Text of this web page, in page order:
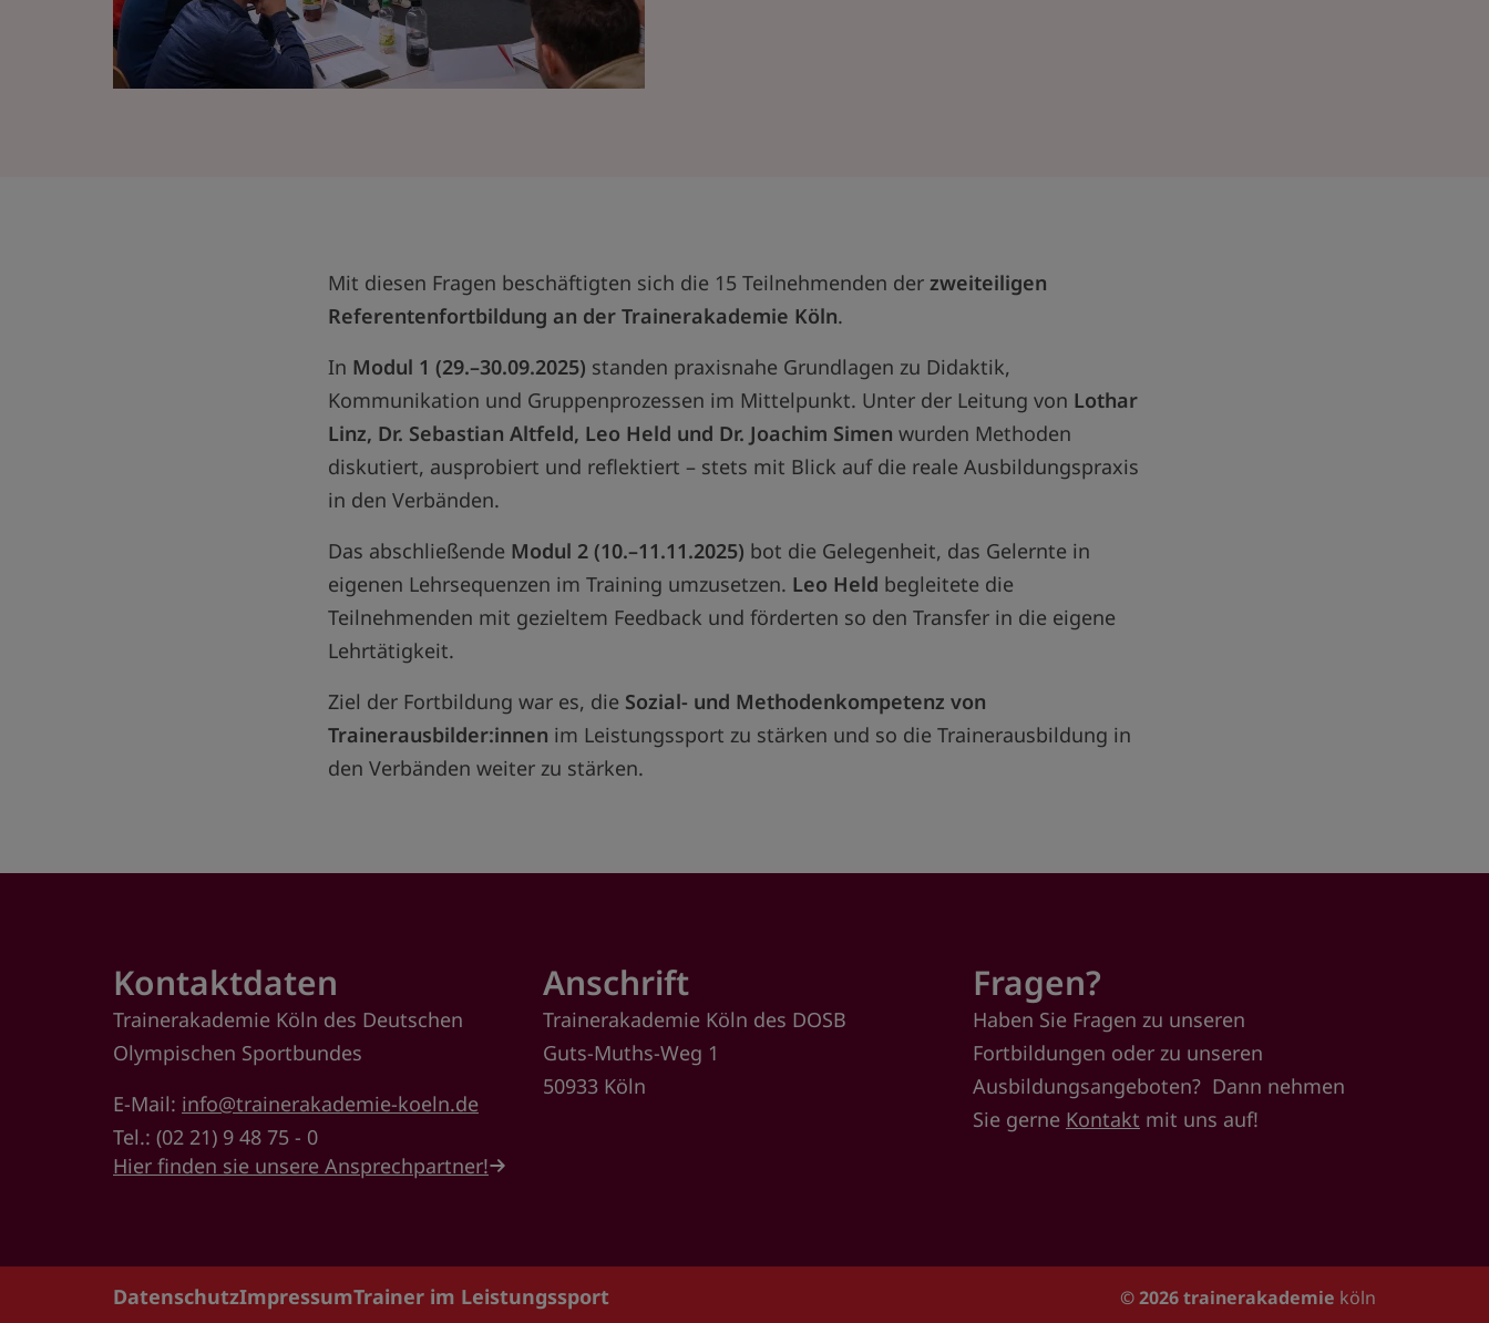
Mit diesen Fragen beschäftigten sich die 15 Teilnehmenden der zweiteiligen
Referentenfortbildung an der Trainerakademie Köln.
In Modul 1 (29.–30.09.2025) standen praxisnahe Grundlagen zu Didaktik,
Kommunikation und Gruppenprozessen im Mittelpunkt. Unter der Leitung von Lothar
Linz, Dr. Sebastian Altfeld, Leo Held und Dr. Joachim Simen wurden Methoden
diskutiert, ausprobiert und reflektiert – stets mit Blick auf die reale Ausbildungspraxis
in den Verbänden.
Das abschließende Modul 2 (10.–11.11.2025) bot die Gelegenheit, das Gelernte in
eigenen Lehrsequenzen im Training umzusetzen. Leo Held begleitete die
Teilnehmenden mit gezieltem Feedback und förderten so den Transfer in die eigene
Lehrtätigkeit.
Ziel der Fortbildung war es, die Sozial- und Methodenkompetenz von
Trainerausbilder:innen im Leistungssport zu stärken und so die Trainerausbildung in
den Verbänden weiter zu stärken.
Kontaktdaten
Trainerakademie Köln des Deutschen
Olympischen Sportbundes
E-Mail: info@trainerakademie-koeln.de
Tel.: (02 21) 9 48 75 - 0
Hier finden sie unsere Ansprechpartner!
Anschrift
Trainerakademie Köln des DOSB
Guts-Muths-Weg 1
50933 Köln
Fragen?
Haben Sie Fragen zu unseren
Fortbildungen oder zu unseren
Ausbildungsangeboten? Dann nehmen
Sie gerne Kontakt mit uns auf!
Footer
DatenschutzImpressumTrainer im Leistungssport © 2026trainerakademie köln